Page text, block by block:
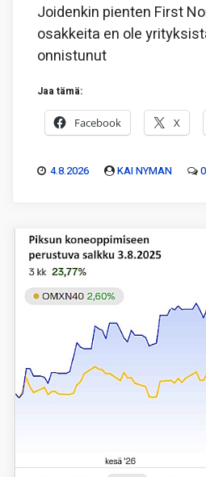
Joidenkin pienten First
osakkeita en ole
onnistunut
Jaa tämä:
Facebook X
4.8.2026 KAI NYMAN 0